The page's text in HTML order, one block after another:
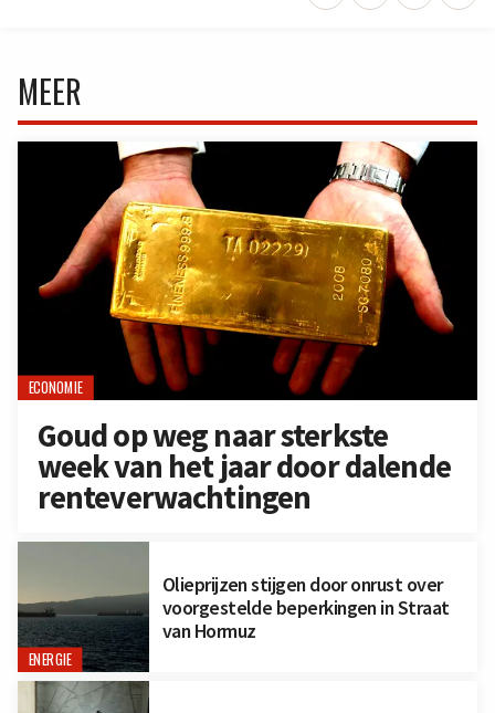
MEER
ECONOMIE
Goud op weg naar sterkste
week van het jaar door dalende
renteverwachtingen
ENERGIE
Olieprijzen stijgen door onrust over
voorgestelde beperkingen in Straat
van Hormuz